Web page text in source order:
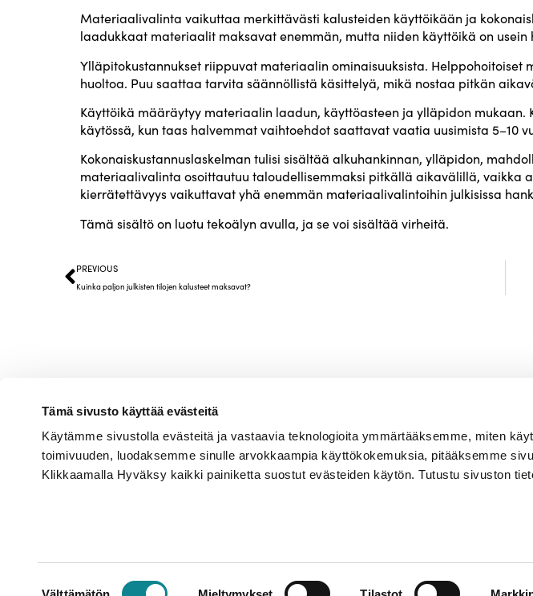
Tämä sivusto käyttää evästeitä
Käytämme sivustolla evästeitä ja vastaavia teknologioita ymmärtääksemme, miten
toimivuuden, luodaksemme sinulle arvokkaampia käyttökokemuksia, pitääksemme
Klikkaamalla Hyväksy kaikki painiketta suostut evästeiden käytön. Tutustu sivuston
Materiaalivalinta vaikuttaa merkittävästi kalusteiden käyttöikään ja
laadukkaat materiaalit maksavat enemmän, mutta niiden käyttöikä on
Ylläpitokustannukset riippuvat materiaalin ominaisuuksista.
huoltoa. Puu saattaa tarvita säännöllistä käsittelyä, mikä nostaa pitkän
Käyttöikä määräytyy materiaalin laadun, käyttöasteen ja ylläpidon mukaan.
käytössä, kun taas halvemmat vaihtoehdot saattavat vaatia uusimista 5–10
Kokonaiskustannuslaskelman tulisi sisältää alkuhankinnan, ylläpidon,
materiaalivalinta osoittautuu taloudellisemmaksi pitkällä aikavälillä, vaikka
kierrätettävyys vaikuttavat yhä enemmän materiaalivalintoihin julkisissa
Tämä sisältö on luotu tekoälyn avulla, ja se voi sisältää virheitä.
PREVIOUS
Kuinka paljon julkisten tilojen kalusteet maksavat?
Junet Oy
Veistokouluntie 2, 66300 Jurva
Tutustu kuvastoon
Ota yhteyttä
© Junet Oy |